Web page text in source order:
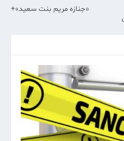
«جنازه مریم بنت سعید»+